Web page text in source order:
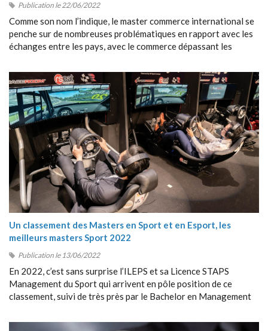
Publication le 22/06/2022
Comme son nom l’indique, le master commerce international se
penche sur de nombreuses problématiques en rapport avec les
échanges entre les pays, avec le commerce dépassant les
Un classement des Masters en Sport et en Esport, les
meilleurs masters Sport 2022
Publication le 13/06/2022
En 2022, c’est sans surprise l’ILEPS et sa Licence STAPS
Management du Sport qui arrivent en pôle position de ce
classement, suivi de très près par le Bachelor en Management